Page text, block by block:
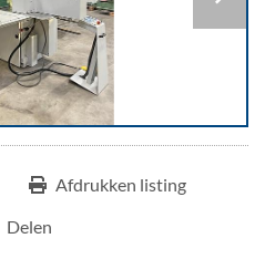
Afdrukken listing
Delen